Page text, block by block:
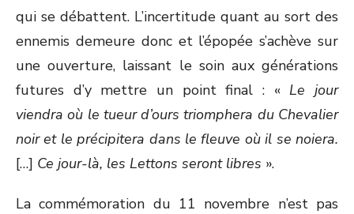
qui se débattent. L’incertitude quant au sort des
ennemis demeure donc et l’épopée s’achève sur
une ouverture, laissant le soin aux générations
futures d’y mettre un point final : « Le jour
viendra où le tueur d’ours triomphera du Chevalier
noir et le précipitera dans le fleuve où il se noiera.
[…] Ce jour-là, les Lettons seront libres ».
La commémoration du 11 novembre n’est pas